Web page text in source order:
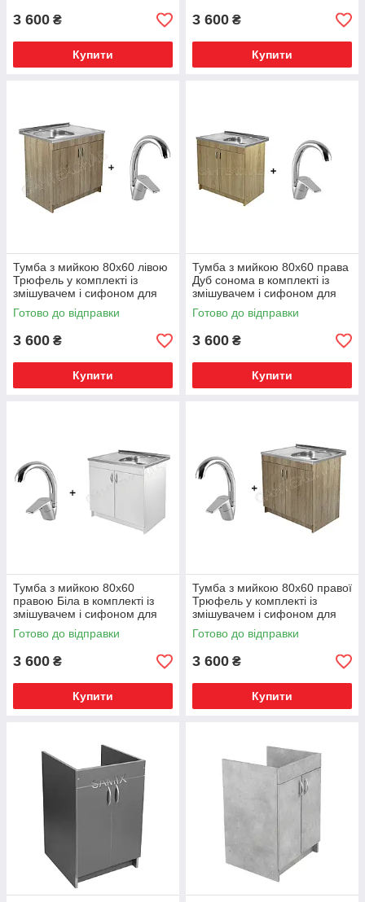
3 600 ₴
Купити
3 600 ₴
Купити
Тумба з мийкою 80х60 лівою
Трюфель у комплекті із
змішувачем і сифоном для
кухні
Готово до відправки
3 600 ₴
Купити
Тумба з мийкою 80х60 права
Дуб сонома в комплекті із
змішувачем і сифоном для
кухні
Готово до відправки
3 600 ₴
Купити
Тумба з мийкою 80х60
правою Біла в комплекті із
змішувачем і сифоном для
кухні
Готово до відправки
3 600 ₴
Купити
Тумба з мийкою 80х60 правої
Трюфель у комплекті із
змішувачем і сифоном для
кухні
Готово до відправки
3 600 ₴
Купити